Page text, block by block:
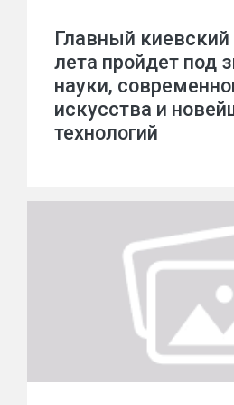
Главный
лета пройдет под
науки,
искусства и
технологий